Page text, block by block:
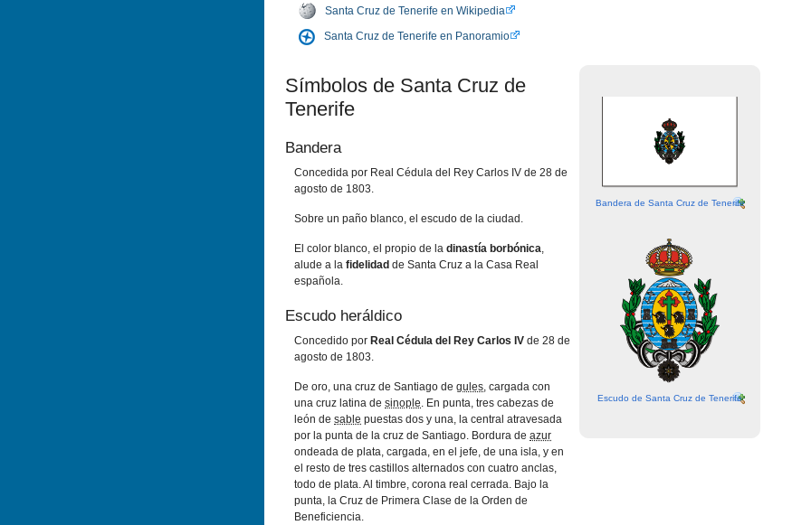
Santa Cruz de Tenerife en Wikipedia
Santa Cruz de Tenerife en Panoramio
Símbolos de Santa Cruz de
Tenerife
Bandera
Concedida por Real Cédula del Rey Carlos IV de 28 de
agosto de 1803.
Sobre un paño blanco, el escudo de la ciudad.
El color blanco, el propio de la dinastía borbónica,
alude a la fidelidad de Santa Cruz a la Casa Real
española.
Escudo heráldico
Concedido por Real Cédula del Rey Carlos IV de 28 de
agosto de 1803.
De oro, una cruz de Santiago de gules, cargada con
una cruz latina de sinople. En punta, tres cabezas de
león de sable puestas dos y una, la central atravesada
por la punta de la cruz de Santiago. Bordura de azur
ondeada de plata, cargada, en el jefe, de una isla, y en
el resto de tres castillos alternados con cuatro anclas,
todo de plata. Al timbre, corona real cerrada. Bajo la
punta, la Cruz de Primera Clase de la Orden de
Beneficiencia.
Bandera de Santa Cruz de Tenerife
Escudo de Santa Cruz de Tenerife